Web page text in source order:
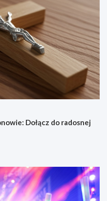
Dołącz do radosnej